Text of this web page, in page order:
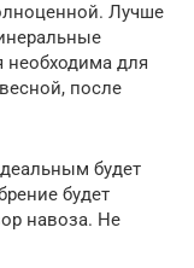
Лучше
необходима для
после
будет
будет
навоза. Не